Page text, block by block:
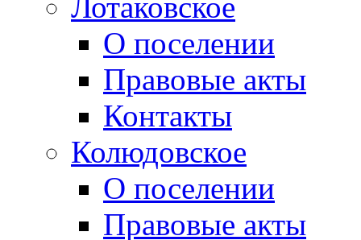
О поселении
Правовые акты
Контакты
Колюдовское
О поселении
Правовые акты